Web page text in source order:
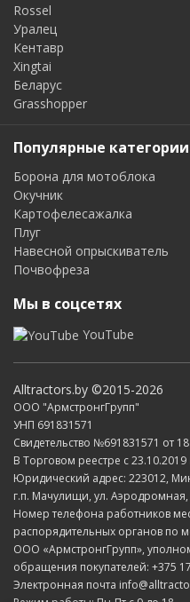
Rossel
Уралец
Кентавр
Xingtai
Беларус
Grasshopper
Популярные категории
Борона для мотоблока
Окучник
Картофелесажалка
Плуг
Навесной опрыскиватель
Почвофреза
Мы в соцсетях
YouTube
Alltractors.by ©2015-2026
ООО "АрмстронгГрупп"
УНП 691831571
Свидетельство №691831571 от
В Торговом реестре с
Юридический адрес: 223012,
г.п. Мачулищи, ул.
Номер телефона работников
распорядительных органов по
ООО «АрмстронгГрупп»,
обращения покупателей: +375
Электронная почта